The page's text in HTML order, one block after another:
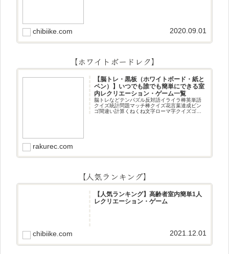
chibiike.com 2020.09.01
【ホワイトボードレク】
【脳トレ・黒板（ホワイトボード・紙と
ペン）】いつでも誰でも簡単にできる室
内レクリエーション・ゲーム一覧
脳トレなどテンパズル反対語イライラ棒英単語
クイズ統計問題マッチ棒クイズ花言葉達成ビン
ゴ間違い計算くねくね文字ローマ字クイズゴロ
rakurec.com
【人気ランキング】
【人気ランキング】高齢者室内簡単1人
レクリエーション・ゲーム
chibiike.com 2021.12.01